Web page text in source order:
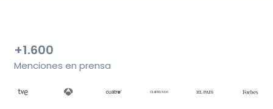
+1.600
Menciones en prensa